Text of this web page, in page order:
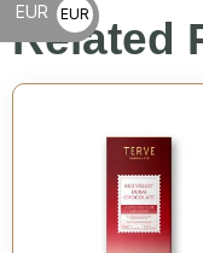
Related
EUR
EUR
€